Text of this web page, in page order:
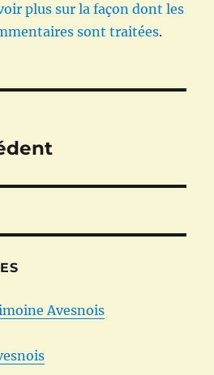
plus sur la façon dont les
sont traitées.
Avesnois